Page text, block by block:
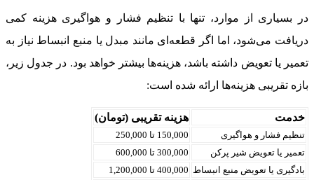
در بسیاری از موارد، تنها با تنظیم فشار و هواگیری هزینه کمی
دریافت می‌شود، اما اگر قطعه‌ای مانند مبدل یا منبع انبساط نیاز به
تعمیر یا تعویض داشته باشد، هزینه‌ها بیشتر خواهد بود. در جدول زیر،
بازه تقریبی هزینه‌ها ارائه شده است:
خدمت هزینه تقریبی (تومان)
تنظیم فشار و هواگیری
150,000 تا 250,000
تعمیر یا تعویض شیر پرکن
300,000 تا 600,000
بادگیری یا تعویض منبع انبساط 400,000 تا 1,200,000